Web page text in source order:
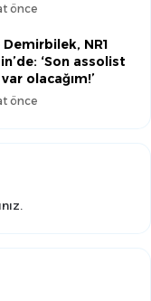
önce
NR1
‘Son assolist
olacağım!’
önce
.